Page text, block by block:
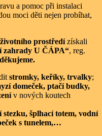
a pomoc při instalaci
moci děti nejen probíhat,
prostředízískali
zahrady U ČÁPA“, reg.
stromky, keříky, trvalky;
domeček, ptačí budky,
v nových koutech
stezku, šplhací totem, vodní
s tunelem,…